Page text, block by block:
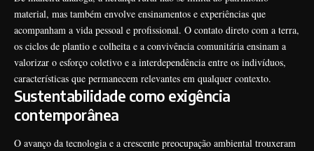
material, mas também envolve ensinamentos e experiências que
acompanham a vida pessoal e profissional. O contato direto com a terra,
os ciclos de plantio e colheita e a convivência comunitária ensinam a
valorizar o esforço coletivo e a interdependência entre os indivíduos,
características que permanecem relevantes em qualquer contexto.
Sustentabilidade como exigência
contemporânea
O avanço da tecnologia e a crescente preocupação ambiental trouxeram